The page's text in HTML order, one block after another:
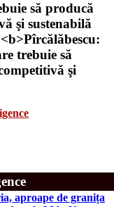
să producă
şi sustenabilă
trebuie să
şi
aproape de granița